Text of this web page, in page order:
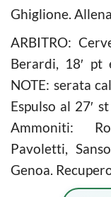
Ghiglione.
ARBITRO:
Berardi, 18′ pt
NOTE: serata
Espulso al 27′
Ammoniti:
Pavoletti,
Genoa.